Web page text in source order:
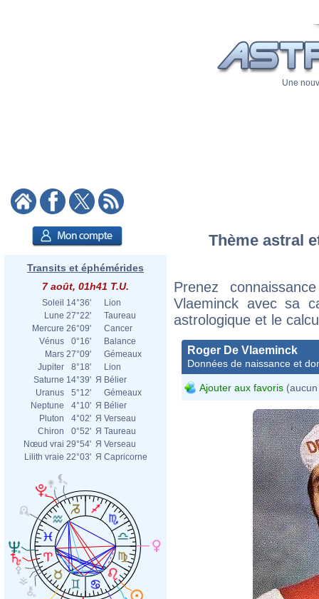
Une
Transits et éphémérides
7 août, 01h41 T.U.
Soleil 14°36'
Lion
Lune 27°22'
Taureau
Mercure 26°09'
Cancer
Vénus
0°16'
Balance
Mars 27°09'
Gémeaux
Jupiter
8°18'
Lion
Saturne 14°39' Я Bélier
Uranus
5°12'
Gémeaux
Neptune
4°10' Я Bélier
Pluton
4°02' Я Verseau
Chiron
0°52' Я Taureau
Nœud vrai 29°54' Я Verseau
Lilith vraie 22°03' Я Capricorne
Thème astral
Prenez
Vlaeminck avec sa
astrologique et le
Roger De Vlaeminck
Données de naissance et
Ajouter aux favoris